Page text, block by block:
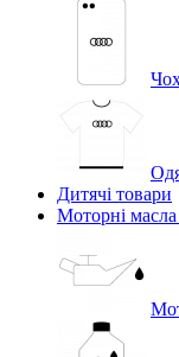
Дитячі товари
Моторні масла